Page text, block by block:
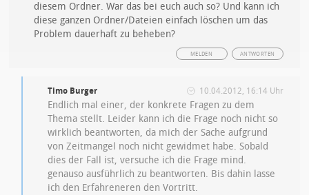
diesem Ordner. War das bei euch auch so? Und kann ich
diese ganzen Ordner/Dateien einfach löschen um das
Problem dauerhaft zu beheben?
ANTWORTEN
MELDEN
Timo Burger 10.04.2012, 16:14 Uhr
Endlich mal einer, der konkrete Fragen zu dem
Thema stellt. Leider kann ich die Frage noch nicht so
wirklich beantworten, da mich der Sache aufgrund
von Zeitmangel noch nicht gewidmet habe. Sobald
dies der Fall ist, versuche ich die Frage mind.
genauso ausführlich zu beantworten. Bis dahin lasse
ich den Erfahreneren den Vortritt.